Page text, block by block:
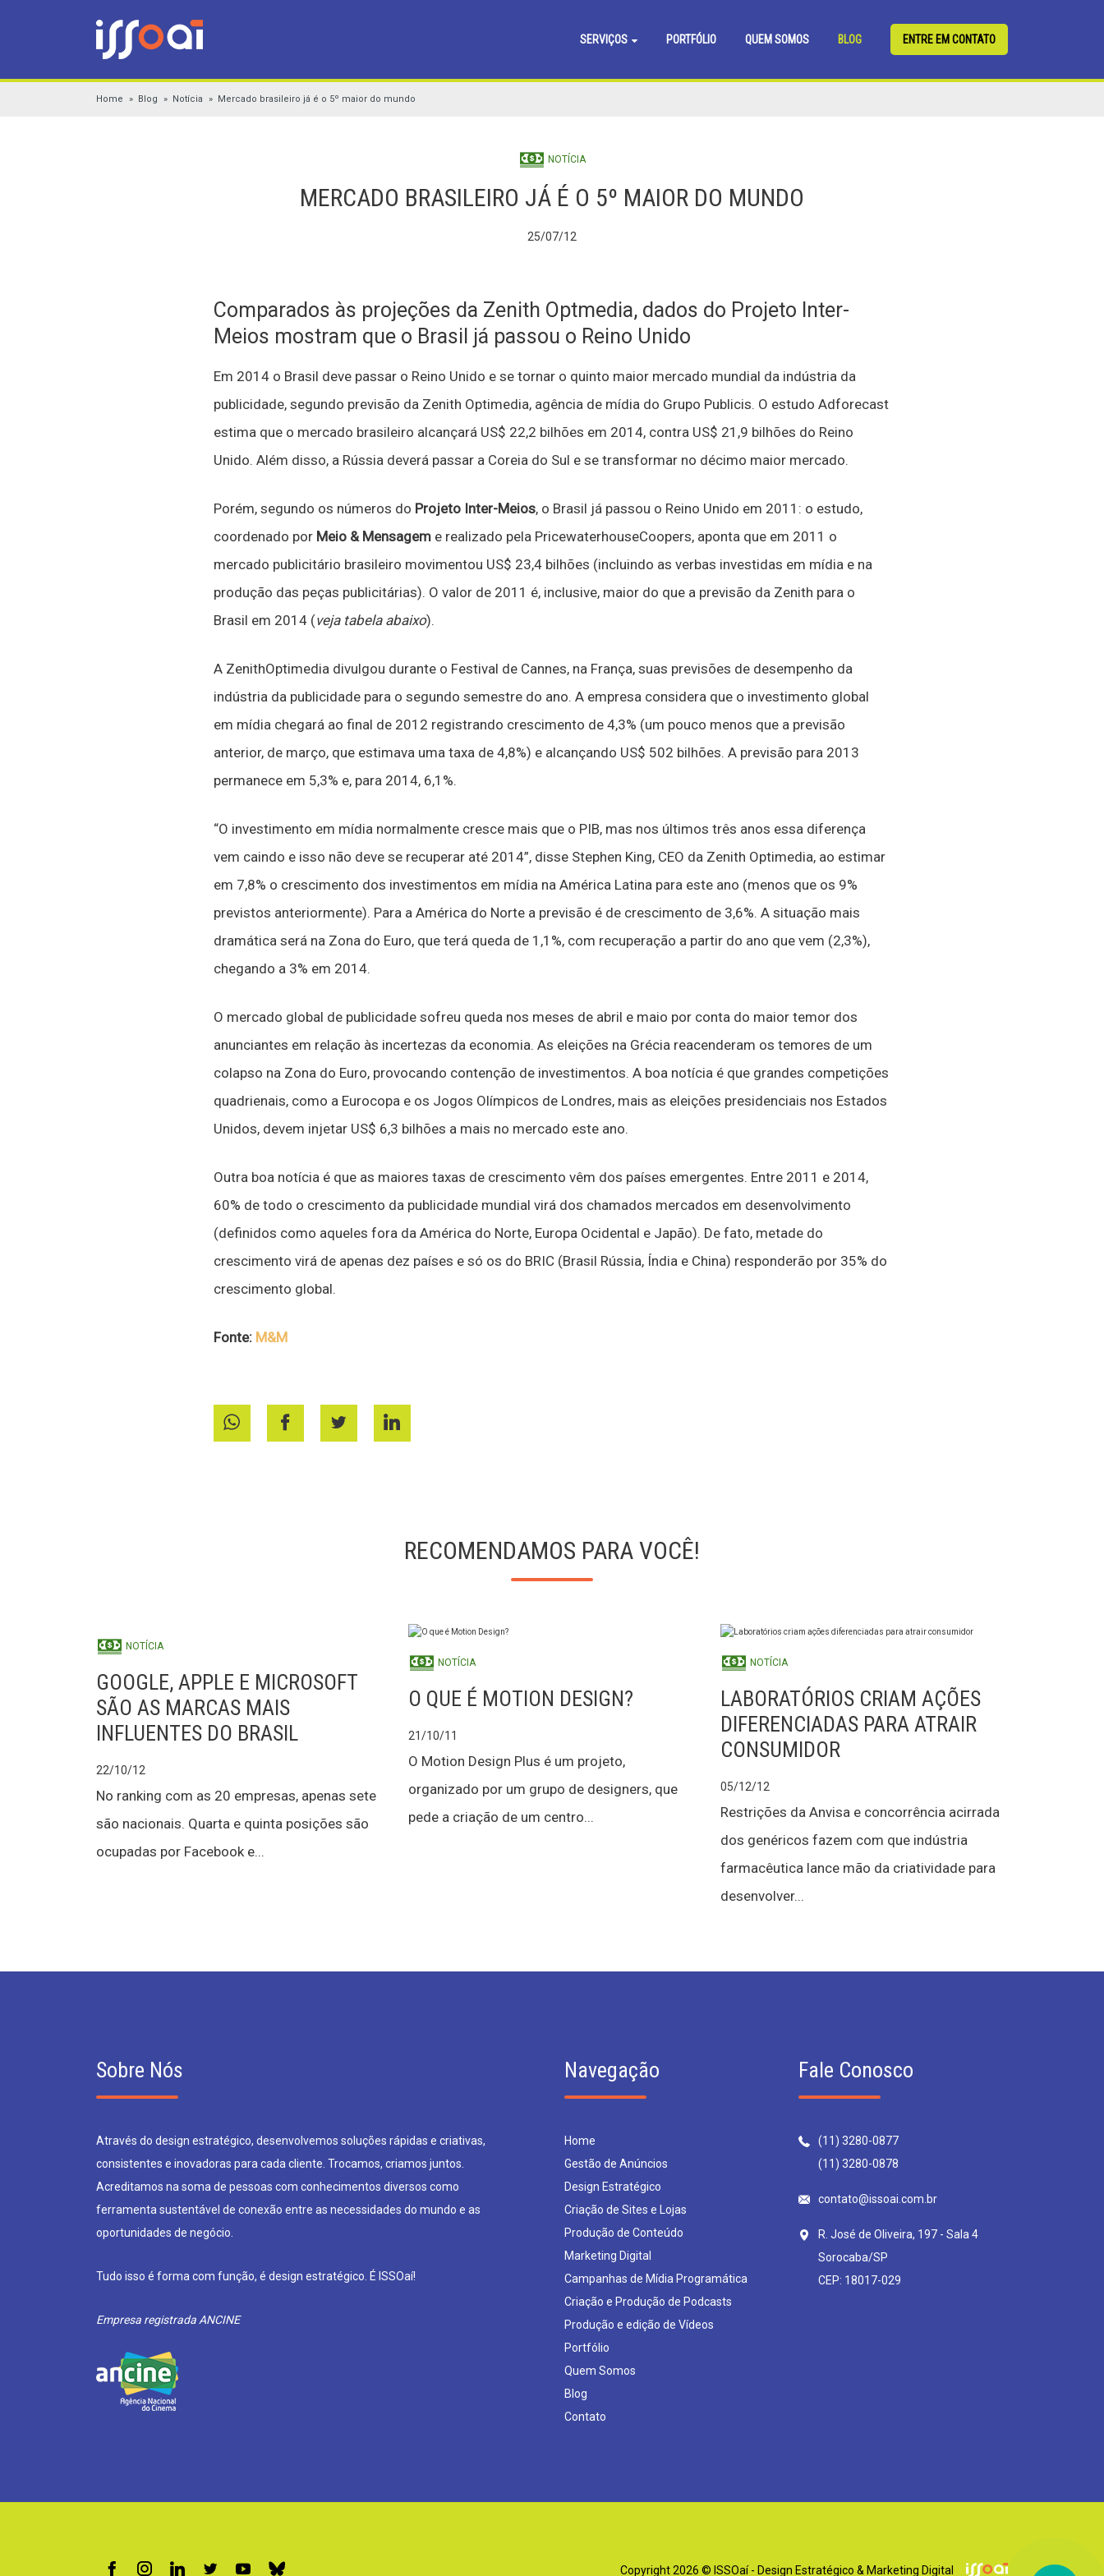
SERVIÇOS PORTFÓLIO QUEM SOMOS BLOG ENTRE EM CONTATO
Home Blog Notícia Mercado brasileiro já é o 5º maior do mundo
NOTÍCIA
MERCADO BRASILEIRO JÁ É O 5º MAIOR DO MUNDO
25/07/12
Comparados às projeções da Zenith Optmedia, dados do Projeto Inter-
Meios mostram que o Brasil já passou o Reino Unido
Em 2014 o Brasil deve passar o Reino Unido e se tornar o quinto maior mercado mundial da indústria da
publicidade, segundo previsão da Zenith Optimedia, agência de mídia do Grupo Publicis. O estudo Adforecast
estima que o mercado brasileiro alcançará US$ 22,2 bilhões em 2014, contra US$ 21,9 bilhões do Reino
Unido. Além disso, a Rússia deverá passar a Coreia do Sul e se transformar no décimo maior mercado.
Porém, segundo os números do Projeto Inter-Meios, o Brasil já passou o Reino Unido em 2011: o estudo,
coordenado por Meio & Mensagem e realizado pela PricewaterhouseCoopers, aponta que em 2011 o
mercado publicitário brasileiro movimentou US$ 23,4 bilhões (incluindo as verbas investidas em mídia e na
produção das peças publicitárias). O valor de 2011 é, inclusive, maior do que a previsão da Zenith para o
Brasil em 2014 (veja tabela abaixo).
A ZenithOptimedia divulgou durante o Festival de Cannes, na França, suas previsões de desempenho da
indústria da publicidade para o segundo semestre do ano. A empresa considera que o investimento global
em mídia chegará ao final de 2012 registrando crescimento de 4,3% (um pouco menos que a previsão
anterior, de março, que estimava uma taxa de 4,8%) e alcançando US$ 502 bilhões. A previsão para 2013
permanece em 5,3% e, para 2014, 6,1%.
“O investimento em mídia normalmente cresce mais que o PIB, mas nos últimos três anos essa diferença
vem caindo e isso não deve se recuperar até 2014”, disse Stephen King, CEO da Zenith Optimedia, ao estimar
em 7,8% o crescimento dos investimentos em mídia na América Latina para este ano (menos que os 9%
previstos anteriormente). Para a América do Norte a previsão é de crescimento de 3,6%. A situação mais
dramática será na Zona do Euro, que terá queda de 1,1%, com recuperação a partir do ano que vem (2,3%),
chegando a 3% em 2014.
O mercado global de publicidade sofreu queda nos meses de abril e maio por conta do maior temor dos
anunciantes em relação às incertezas da economia. As eleições na Grécia reacenderam os temores de um
colapso na Zona do Euro, provocando contenção de investimentos. A boa notícia é que grandes competições
quadrienais, como a Eurocopa e os Jogos Olímpicos de Londres, mais as eleições presidenciais nos Estados
Unidos, devem injetar US$ 6,3 bilhões a mais no mercado este ano.
Outra boa notícia é que as maiores taxas de crescimento vêm dos países emergentes. Entre 2011 e 2014,
60% de todo o crescimento da publicidade mundial virá dos chamados mercados em desenvolvimento
(definidos como aqueles fora da América do Norte, Europa Ocidental e Japão). De fato, metade do
crescimento virá de apenas dez países e só os do BRIC (Brasil Rússia, Índia e China) responderão por 35% do
crescimento global.
Fonte: M&M
RECOMENDAMOS PARA VOCÊ!
NOTÍCIA
GOOGLE, APPLE E MICROSOFT
SÃO AS MARCAS MAIS
INFLUENTES DO BRASIL
22/10/12
No ranking com as 20 empresas, apenas sete
são nacionais. Quarta e quinta posições são
ocupadas por Facebook e...
NOTÍCIA
O QUE É MOTION DESIGN?
21/10/11
O Motion Design Plus é um projeto,
organizado por um grupo de designers, que
pede a criação de um centro...
NOTÍCIA
LABORATÓRIOS CRIAM AÇÕES
DIFERENCIADAS PARA ATRAIR
CONSUMIDOR
05/12/12
Restrições da Anvisa e concorrência acirrada
dos genéricos fazem com que indústria
farmacêutica lance mão da criatividade para
desenvolver...
Sobre Nós
Através do design estratégico, desenvolvemos soluções rápidas e criativas,
consistentes e inovadoras para cada cliente. Trocamos, criamos juntos.
Acreditamos na soma de pessoas com conhecimentos diversos como
ferramenta sustentável de conexão entre as necessidades do mundo e as
oportunidades de negócio.
Tudo isso é forma com função, é design estratégico. É ISSOaí!
Empresa registrada ANCINE
Navegação
Home
Gestão de Anúncios
Design Estratégico
Criação de Sites e Lojas
Produção de Conteúdo
Marketing Digital
Campanhas de Mídia Programática
Criação e Produção de Podcasts
Produção e edição de Vídeos
Portfólio
Quem Somos
Blog
Contato
Fale Conosco
(11) 3280-0877
(11) 3280-0878
contato@issoai.com.br
R. José de Oliveira, 197 - Sala 4
Sorocaba/SP
CEP: 18017-029
Copyright 2026 © ISSOaí - Design Estratégico & Marketing Digital